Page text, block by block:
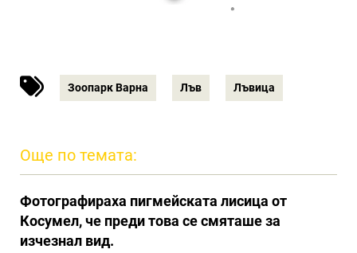
Зоопарк Варна Лъв Лъвица
Още по темата:
Фотографираха пигмейската лисица от
Косумел, че преди това се смяташе за
изчезнал вид.